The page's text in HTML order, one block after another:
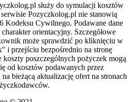
służy do symulacji kosztów
Pozyczkolog.pl nie stanowią
Kodeksu Cywilnego. Podawane dane
orientacyjny. Szczegółowe
może sprawdzić po kliknięciu w
i przejściu bezpośrednio na stronę
poszczególnych pożyczek mogą
od kosztów podawanych przez
bieżącą aktualizację ofert na stronach